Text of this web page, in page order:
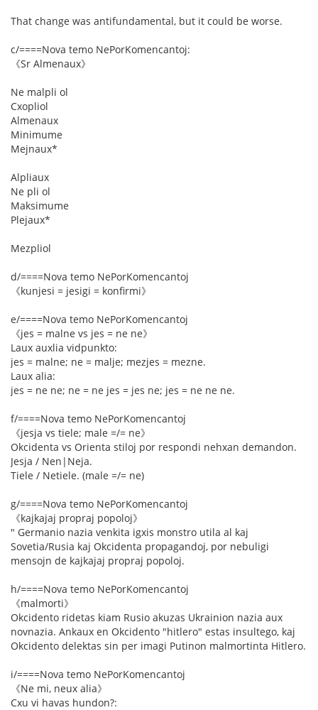
That change was antifundamental, but it could be worse.
c/====Nova temo NePorKomencantoj:
《Sr Almenaux》
Ne malpli ol
Cxopliol
Almenaux
Minimume
Mejnaux*
Alpliaux
Ne pli ol
Maksimume
Plejaux*
Mezpliol
d/====Nova temo NePorKomencantoj
《kunjesi = jesigi = konfirmi》
e/====Nova temo NePorKomencantoj
《jes = malne vs jes = ne ne》
Laux auxlia vidpunkto:
jes = malne; ne = malje; mezjes = mezne.
Laux alia:
jes = ne ne; ne = ne jes = jes ne; jes = ne ne ne.
f/====Nova temo NePorKomencantoj
《jesja vs tiele; male =/= ne》
Okcidenta vs Orienta stiloj por respondi nehxan demandon.
Jesja / Nen|Neja.
Tiele / Netiele. (male =/= ne)
g/====Nova temo NePorKomencantoj
《kajkajaj propraj popoloj》
" Germanio nazia venkita igxis monstro utila al kaj
Sovetia/Rusia kaj Okcidenta propagandoj, por nebuligi
mensojn de kajkajaj propraj popoloj.
h/====Nova temo NePorKomencantoj
《malmorti》
Okcidento ridetas kiam Rusio akuzas Ukrainion nazia aux
novnazia. Ankaux en Okcidento "hitlero" estas insultego, kaj
Okcidento delektas sin per imagi Putinon malmortinta Hitlero.
i/====Nova temo NePorKomencantoj
《Ne mi, neux alia》
Cxu vi havas hundon?: